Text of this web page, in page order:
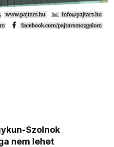
Szolnok
nem lehet